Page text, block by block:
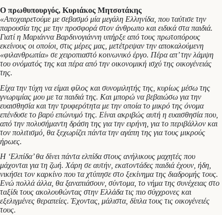
Ο πρωθυπουργός, Κυριάκος Μητσοτάκης
«Αποχαιρετούμε με σεβασμό μία μεγάλη Ελληνίδα, που ταύτισε την
παρουσία της με την προσφορά στον άνθρωπο και ειδικά στα παιδιά.
Γιατί η Μαριάννα Βαρδινογιάννη υπήρξε από τους πρωτοπόρους
εκείνους οι οποίοι, στις μέρες μας, μετέτρεψαν την αποκαλούμενη
«φιλανθρωπία» σε χειροπιαστό κοινωνικό έργο. Πέρα απ’ την λάμψη
του ονόματός της και πέρα από την οικονομική ισχύ της οικογένειάς
της.
Είχα την τύχη να είμαι φίλος και συνομιλητής της, κυρίως μέσω της
γνωριμίας μου με τα παιδιά της. Και μπορώ να βεβαιώσω για την
ευαισθησία και την τρυφερότητα με την οποία το μικρό της όνομα
επένδυσε το βαρύ επώνυμό της. Είναι ακριβώς αυτή η ευαισθησία που,
από την πολυσήμαντη δράση της για την ειρήνη, για το περιβάλλον και
τον πολιτισμό, θα ξεχωρίζει πάντα την αγάπη της για τους μικρούς
ήρωες.
Η ‘Ελπίδα’ θα δίνει πάντα ελπίδα στους ανήλικους μαχητές που
μάχονται για τη ζωή. Χάρη σε αυτήν, εκατοντάδες παιδιά έχουν, ήδη,
νικήσει τον καρκίνο που τα χτύπησε στο ξεκίνημα της διαδρομής τους.
Ενώ πολλά άλλα, θα ξαναπιάσουν, σύντομα, το νήμα της συνέχειας στο
ταξίδι τους ακολουθώντας στην Ελλάδα τις πιο σύγχρονες και
εξελιγμένες θεραπείες. Έχοντας, μάλιστα, δίπλα τους τις οικογένειές
τους.